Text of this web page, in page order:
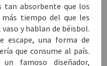
tan absorbente que los
tiempo del que les
y hablan de béisbol.
escape, una forma de
que consume al país.
famoso diseñador,